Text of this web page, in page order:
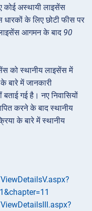
कोई अस्थायी लाइसेंस
के लिए छोटी फीस पर
आगमन के बाद 90
को स्थानीय लाइसेंस में
बारे में जानकारी
गई है। नए निवासियों
करने के बाद स्थानीय
के बारे में स्थानीय